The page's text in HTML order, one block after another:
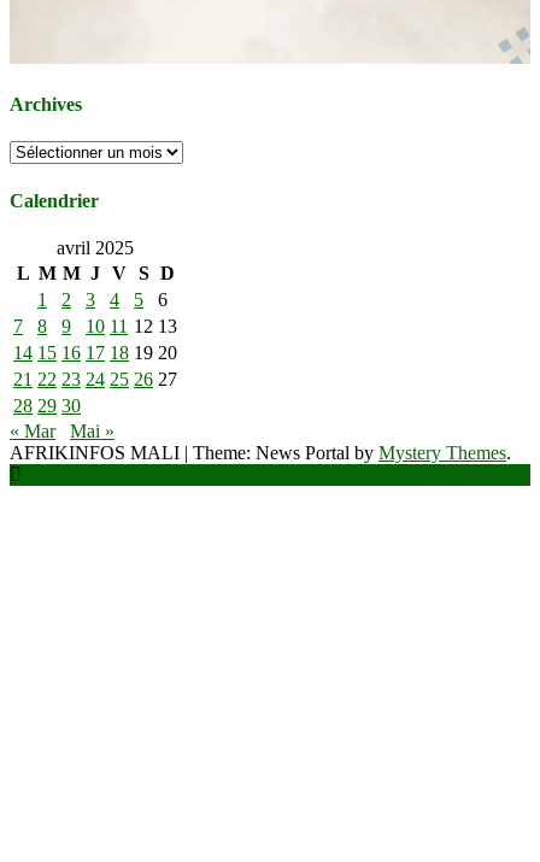
Archives
Archives
Calendrier
avril 2025
L M M J V S D
1
2 3 4 5
6
7
8 9 10 11 12 13
14 15 16 17 18 19 20
21 22 23 24 25 26 27
28 29 30
« Mar
Mai »
AFRIKINFOS MALI | Theme: News Portal by Mystery Themes.